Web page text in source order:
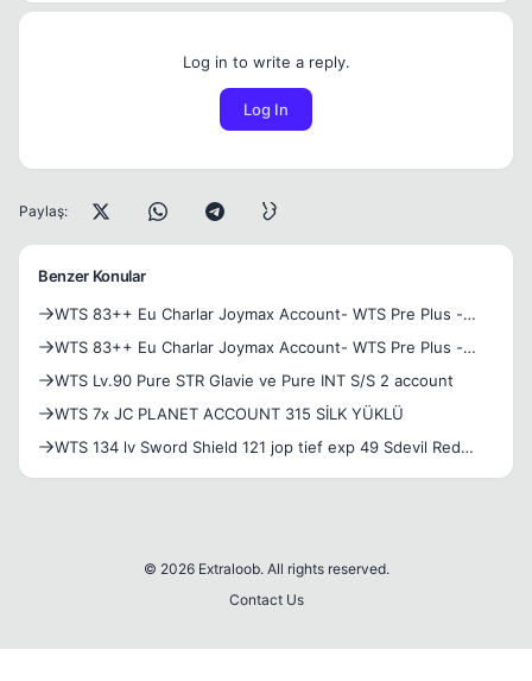
Log in to write a reply.
Log In
Paylaş:
Benzer Konular
WTS 83++ Eu Charlar Joymax Account- WTS Pre Plus -
WTS Academy Grads
WTS 83++ Eu Charlar Joymax Account- WTS Pre Plus -
WTS Academy Grads
WTS Lv.90 Pure STR Glavie ve Pure INT S/S 2 account
WTS 7x JC PLANET ACCOUNT 315 SİLK YÜKLÜ
WTS 134 lv Sword Shield 121 jop tief exp 49 Sdevil Red
© 2026 Extraloob. All rights reserved.
Contact Us